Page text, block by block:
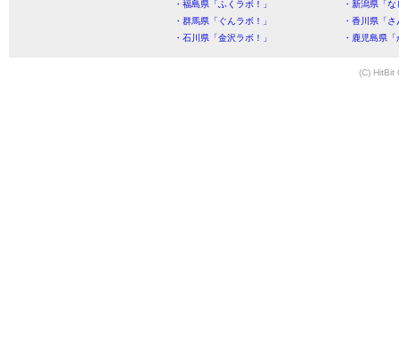
・福島県「ふくラボ！」
・新潟県「
・群馬県「ぐんラボ！」
・香川県「
・石川県「金沢ラボ！」
・鹿児島県
(C) HitBit